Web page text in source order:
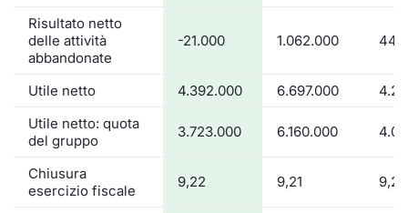
Risultato netto
delle attività
abbandonate
-21.000 1.062.000
Utile netto 4.392.000 6.697.000
Utile netto: quota
del gruppo
3.723.000 6.160.000
Chiusura
esercizio fiscale
9,22 9,21 9,2